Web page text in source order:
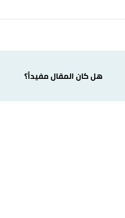
,study, Retrieved 27/11/2023.
to take form. "Bodybuilding History:
Evolved",weikfitness, Retrieved 27/
هل كان المقال مفيداً؟